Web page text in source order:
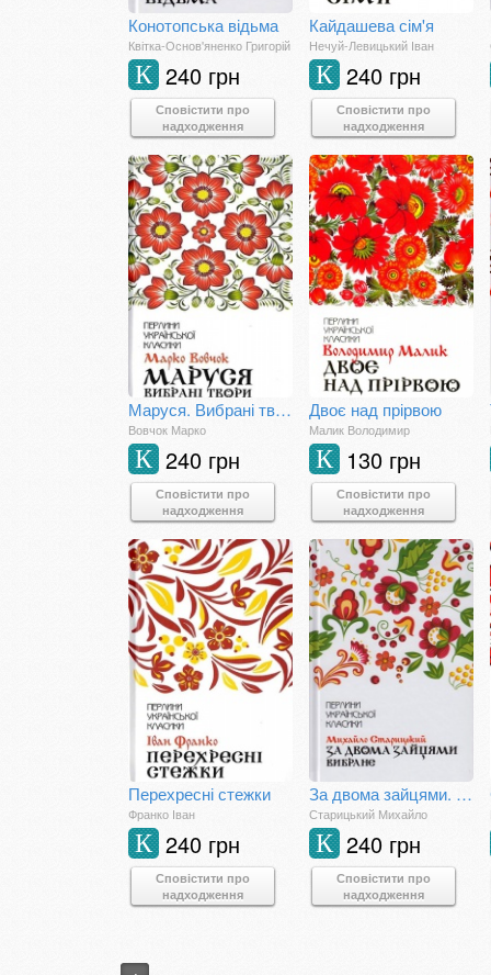
Конотопська відьма
Квітка-Основ'яненко Григорій
240 грн
К
Сповістити про
надходження
Кайдашева сім'я
Нечуй-Левицький Іван
240 грн
К
Сповістити про
надходження
Маруся. Вибрані твори
Вовчок Марко
240 грн
К
Сповістити про
надходження
Двоє над прірвою
Малик Володимир
130 грн
К
Сповістити про
надходження
Перехресні стежки
Франко Іван
240 грн
К
Сповістити про
надходження
За двома зайцями. Вибране
Старицький Михайло
240 грн
К
Сповістити про
надходження